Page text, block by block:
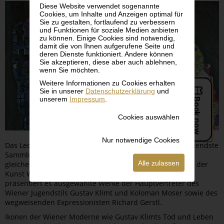
Diese Website verwendet sogenannte
Cookies, um Inhalte und Anzeigen optimal für
Sie zu gestalten, fortlaufend zu verbessern
und Funktionen für soziale Medien anbieten
zu können. Einige Cookies sind notwendig,
damit die von Ihnen aufgerufene Seite und
deren Dienste funktioniert. Andere können
Sie akzeptieren, diese aber auch ablehnen,
wenn Sie möchten.
Weitere Informationen zu Cookies erhalten
Sie in unserer Datenschutzerklärung und
unserem Impressum
Cookies auswählen
Nur notwendige Cookies
Alle zulassen
Das Leopold Museum beherbergt die größte und bedeutendste
Sammlung an Werken von Egon Schiele und eine
gleichermaßen einzigartige Kollektion an Meisterwerken der
Kunst Wiens um 1900. Mit KLIMT – MOSER – GERSTL
präsentiert es ausgewählte Werke der Hauptvertreter des
Wiener Jugendstils Gustav Klimt und Koloman Moser sowie des
wegweisenden Expressionisten Richard Gerstl.
Ikonen der Wiener Moderne wie Gustav Klimts Tod und Leben